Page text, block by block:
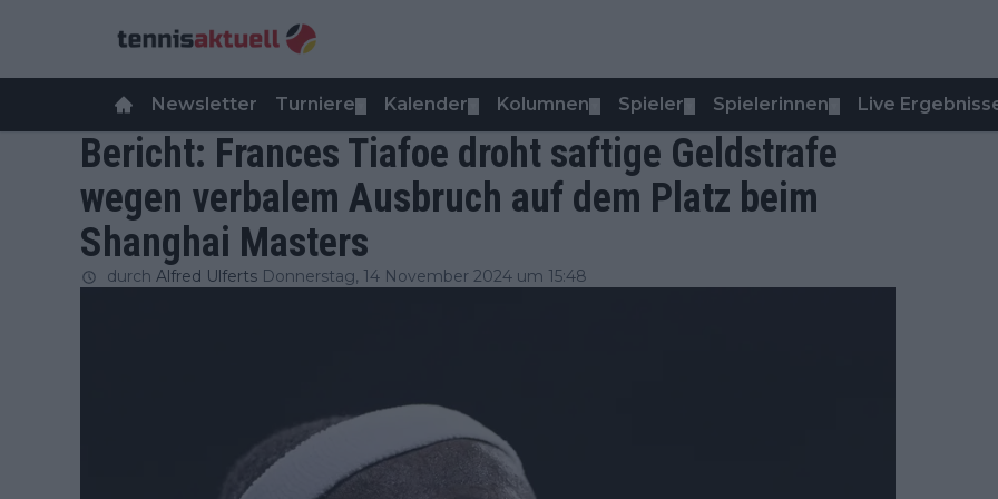
Newsletter Turniere Kalender Kolumnen Spieler Spielerinnen Live
Bericht: Frances Tiafoe droht saftige Geldstrafe
wegen verbalem Ausbruch auf dem Platz beim
Shanghai Masters
durch Alfred Ulferts Donnerstag, 14 November 2024 um 15:48